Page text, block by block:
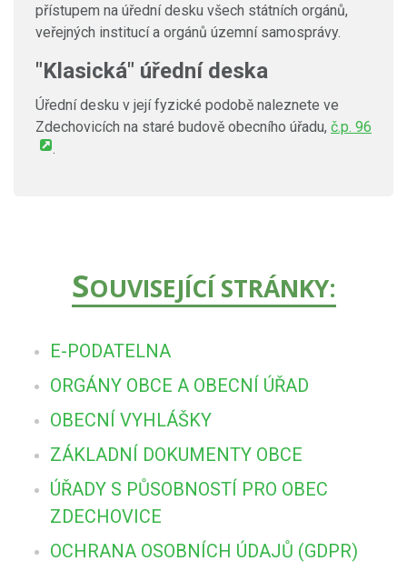
přístupem na úřední desku všech státních orgánů,
veřejných institucí a orgánů územní samosprávy.
"Klasická" úřední deska
Úřední desku v její fyzické podobě naleznete ve
Zdechovicích na staré budově obecního úřadu, č.p. 96
.
SOUVISEJÍCÍ STRÁNKY:
E-PODATELNA
ORGÁNY OBCE A OBECNÍ ÚŘAD
OBECNÍ VYHLÁŠKY
ZÁKLADNÍ DOKUMENTY OBCE
ÚŘADY S PŮSOBNOSTÍ PRO OBEC
ZDECHOVICE
OCHRANA OSOBNÍCH ÚDAJŮ (GDPR)